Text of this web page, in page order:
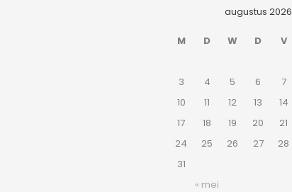
augustus 2026
M D W D V
« mei
3
4 5 6 7
10
11 12 13 14
17
18 19 20 21
24
25 26 27 28
31